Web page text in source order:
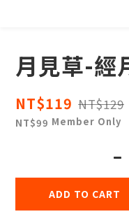
月見草-經
NT$119 NT$129
NT$99 Member Only
ADD TO CART